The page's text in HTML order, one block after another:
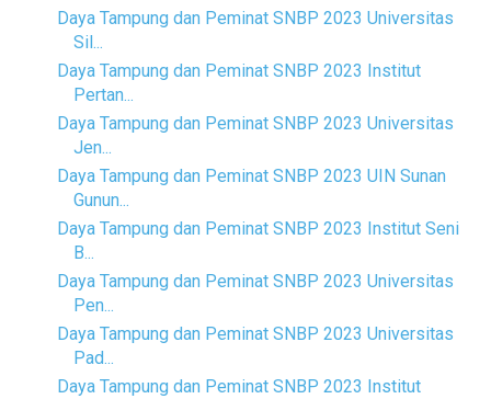
Daya Tampung dan Peminat SNBP 2023 Universitas
Sil...
Daya Tampung dan Peminat SNBP 2023 Institut
Pertan...
Daya Tampung dan Peminat SNBP 2023 Universitas
Jen...
Daya Tampung dan Peminat SNBP 2023 UIN Sunan
Gunun...
Daya Tampung dan Peminat SNBP 2023 Institut Seni
B...
Daya Tampung dan Peminat SNBP 2023 Universitas
Pen...
Daya Tampung dan Peminat SNBP 2023 Universitas
Pad...
Daya Tampung dan Peminat SNBP 2023 Institut